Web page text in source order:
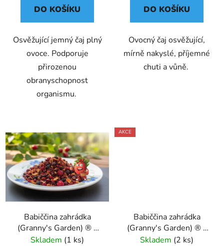
DO KOŠÍKU
Osvěžující jemný čaj plný
ovoce. Podporuje
přirozenou
obranyschopnost
organismu.
DO KOŠÍKU
Ovocný čaj osvěžující,
mírně nakyslé, příjemné
chuti a vůně.
Babiččina zahrádka
(Granny's Garden) ® -
ovocný 1 kg - Oxalis
Skladem (1 ks)
AKCE
Babiččina zahrádka
(Granny's Garden) ® -
ovocný 80 g - Oxalis
Skladem (2 ks)